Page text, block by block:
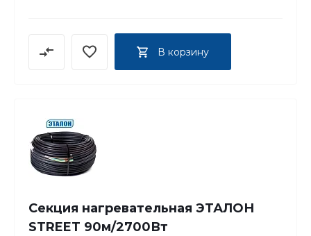
В корзину
Секция нагревательная ЭТАЛОН
STREET 90м/2700Вт